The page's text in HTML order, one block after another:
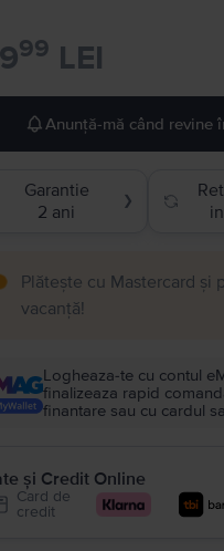
99 LEI
Anunță-mă când revine
Garantie
2 ani
❯
Plătește cu Mastercard și
vacanță!
Logheaza-te cu contul
finalizeaza rapid
finantare sau cu cardul
și Credit Online
Card de
credit